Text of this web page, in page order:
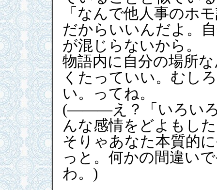
「なんで他人事のホ
だからいいんだよ。
が混じらないから。
物語内に自分の場所
くたっていい。むし
い。ってね。
(―――え？「いろいろ
んな感情をどよもし
そりゃあなた本質的
っと。何かの間違い
わ。)